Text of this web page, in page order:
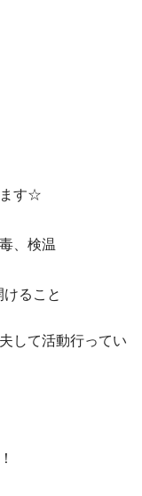
ます☆
、検温
ること
して活動行ってい